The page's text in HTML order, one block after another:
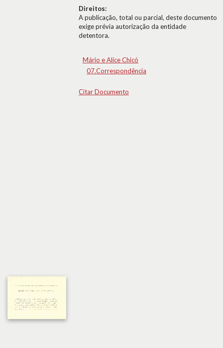
Direitos:
A publicação, total ou parcial, deste documento
exige prévia autorização da entidade
detentora.
Mário e Alice Chicó
07.Correspondência
Citar Documento